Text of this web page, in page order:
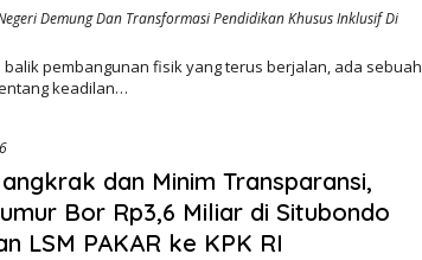
Demung Dan Transformasi Pendidikan Khusus Inklusif Di
balik pembangunan fisik yang terus berjalan, ada sebuah
keadilan…
dan Minim Transparansi,
Bor Rp3,6 Miliar di Situbondo
LSM PAKAR ke KPK RI